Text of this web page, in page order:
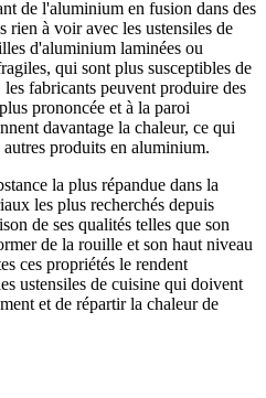
de l'aluminium en fusion dans des
rien à voir avec les ustensiles de
d'aluminium laminées ou
qui sont plus susceptibles de
fabricants peuvent produire des
prononcée et à la paroi
davantage la chaleur, ce qui
produits en aluminium.
la plus répandue dans la
les plus recherchés depuis
de ses qualités telles que son
de la rouille et son haut niveau
ces propriétés le rendent
ustensiles de cuisine qui doivent
et de répartir la chaleur de